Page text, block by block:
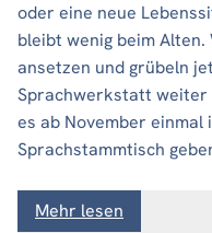
oder eine neue
bleibt wenig beim
ansetzen und grübeln
Sprachwerkstatt weiter
es ab November einmal
Sprachstammtisch
Mehr lesen